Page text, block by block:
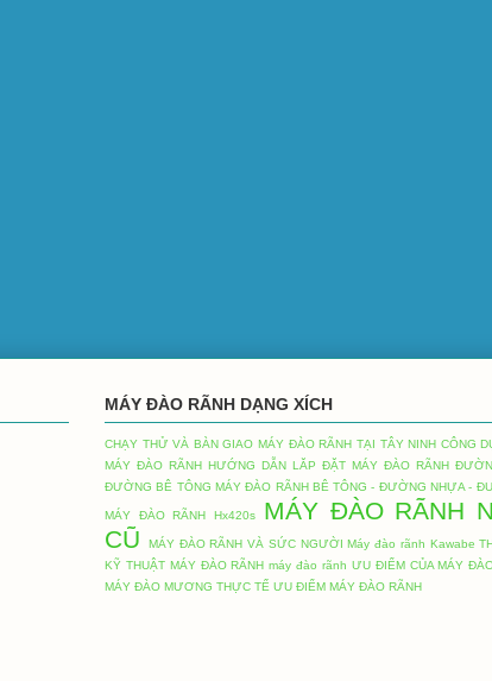
MÁY ĐÀO RÃNH DẠNG XÍCH
CHẠY THỬ VÀ BÀN GIAO MÁY ĐÀO RÃNH TẠI TÂY NINH CÔNG
MÁY ĐÀO RÃNH HƯỚNG DẪN LĂP ĐẶT MÁY ĐÀO RÃNH
ĐƯỜNG BÊ TÔNG MÁY ĐÀO RÃNH BÊ TÔNG - ĐƯỜNG NHỰA -
MÁY ĐÀO RÃNH Hx420s
MÁY ĐÀO RÃNH
CŨ
MÁY ĐÀO RÃNH VÀ SỨC NGƯỜI Máy đào rãnh Kawabe
KỸ THUẬT MÁY ĐÀO RÃNH máy đào rãnh ƯU ĐIỂM CỦA MÁY
MÁY ĐÀO MƯƠNG THỰC TẾ ƯU ĐIỂM MÁY ĐÀO RÃNH